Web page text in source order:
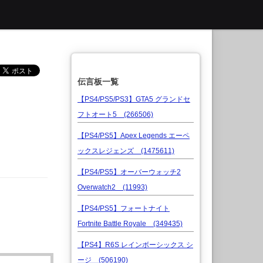
伝言板一覧
【PS4/PS5/PS3】GTA5 グランドセ
フトオート5 (266506)
【PS4/PS5】Apex Legends エーペ
ックスレジェンズ (1475611)
【PS4/PS5】オーバーウォッチ2
Overwatch2 (11993)
【PS4/PS5】フォートナイト
Fortnite Battle Royale (349435)
【PS4】R6S レインボーシックス シ
ージ (506190)